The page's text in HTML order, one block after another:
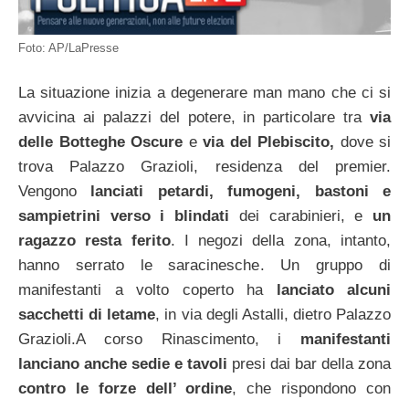
Foto: AP/LaPresse
La situazione inizia a degenerare man mano che ci si
avvicina ai palazzi del potere, in particolare tra via
delle Botteghe Oscure e via del Plebiscito, dove si
trova Palazzo Grazioli, residenza del premier.
Vengono lanciati petardi, fumogeni, bastoni e
sampietrini verso i blindati dei carabinieri, e un
ragazzo resta ferito. I negozi della zona, intanto,
hanno serrato le saracinesche. Un gruppo di
manifestanti a volto coperto ha lanciato alcuni
sacchetti di letame, in via degli Astalli, dietro Palazzo
Grazioli.A corso Rinascimento, i manifestanti
lanciano anche sedie e tavoli presi dai bar della zona
contro le forze dell’ ordine, che rispondono con